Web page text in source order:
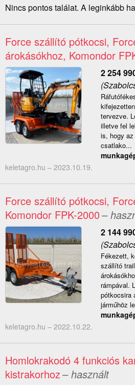
Nincs pontos találat. A leginkább
Force szállító pótkocsi,
árokásókhoz, Komondor
2 254
tervezve.
illetve fel
is, hogy
csatlako...
keletagro.hu – 2023.10.19.
Force szállító pótkocsi,
Komondor FPK-2000–
2 144
Fékezett,
szállító
rámpával.
pótkocsira
járműhöz
keletagro.hu – 2022.10.22.
Homlokrakodó 4 funkciós
kistrakorhoz– használt